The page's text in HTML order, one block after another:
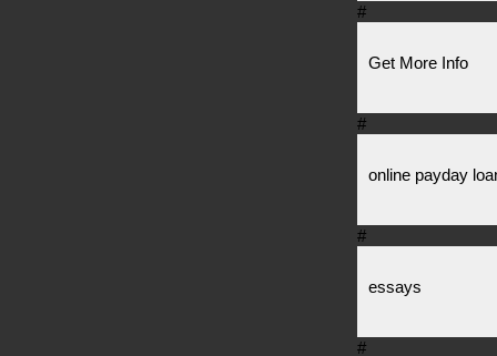
#
Get More Info
#
online payday
#
essays
#